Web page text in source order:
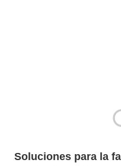
Soluciones para la